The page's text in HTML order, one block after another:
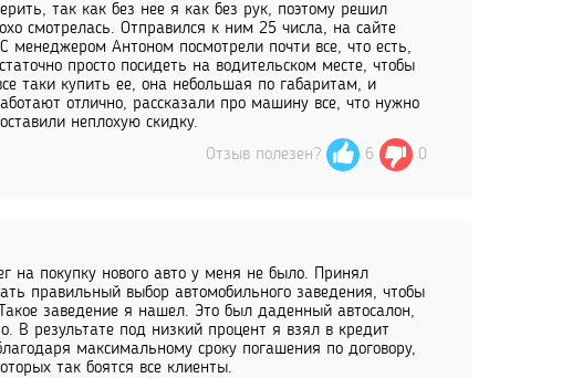
так как без нее я как без рук, поэтому решил
смотрелась. Отправился к ним 25 числа, на сайте
менеджером Антоном посмотрели почти все, что есть,
просто посидеть на водительском месте, чтобы
таки купить ее, она небольшая по габаритам, и
отлично, рассказали про машину все, что нужно
неплохую скидку.
Отзыв полезен?
6 0
покупку нового авто у меня не было. Принял
правильный выбор автомобильного заведения, чтобы
заведение я нашел. Это был даденный автосалон,
В результате под низкий процент я взял в кредит
максимальному сроку погашения по договору,
так боятся все клиенты.